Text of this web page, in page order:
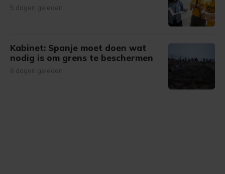
gemaakte keuze altijd wijzigen of intrekken.
5 dagen geleden
Kabinet: Spanje moet doen wat
nodig is om grens te beschermen
6 dagen geleden